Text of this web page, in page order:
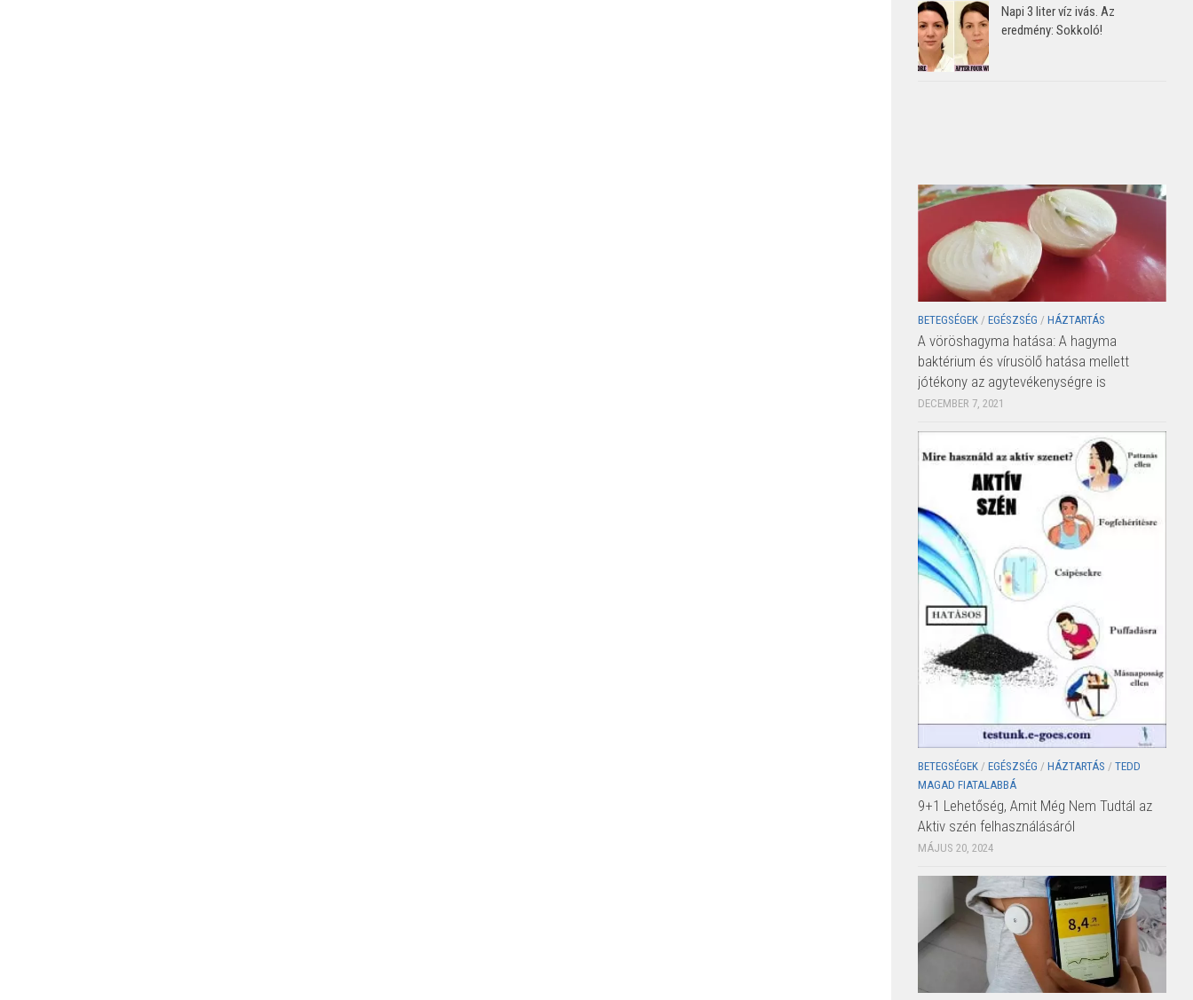
Napi 3 liter víz ivás. Az
eredmény: Sokkoló!
BETEGSÉGEK / EGÉSZSÉG / HÁZTARTÁS
A vöröshagyma hatása: A hagyma
baktérium és vírusölő hatása mellett
jótékony az agytevékenységre is
DECEMBER 7, 2021
BETEGSÉGEK / EGÉSZSÉG / HÁZTARTÁS / TEDD
MAGAD FIATALABBÁ
9+1 Lehetőség, Amit Még Nem Tudtál az
Aktiv szén felhasználásáról
MÁJUS 20, 2024